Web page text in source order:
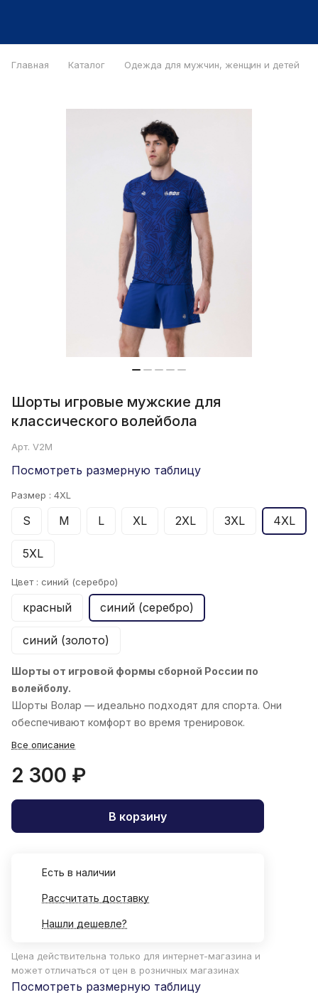
Главная Каталог Одежда для мужчин, женщин и детей
Шорты игровые мужские для
классического волейбола
Арт. V2M
Посмотреть размерную таблицу
Размер : 4XL
S M L XL 2XL 3XL 4XL
5XL
Цвет : синий (серебро)
красный синий (серебро)
синий (золото)
Шорты от игровой формы сборной России по
волейболу.
Шорты Волар — идеально подходят для спорта. Они
обеспечивают комфорт во время тренировок.
Все описание
2 300 ₽
В корзину
Есть в наличии
Рассчитать доставку
Нашли дешевле?
Цена действительна только для интернет-магазина и
может отличаться от цен в розничных магазинах
Посмотреть размерную таблицу